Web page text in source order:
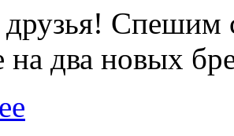
Спешим
на два новых